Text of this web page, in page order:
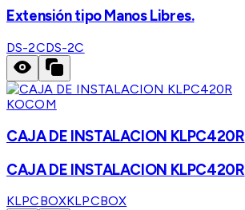
Extensión tipo Manos Libres.
DS-2CDS-2C
KOCOM
CAJA DE INSTALACION KLPC420R
CAJA DE INSTALACION KLPC420R
KLPCBOXKLPCBOX